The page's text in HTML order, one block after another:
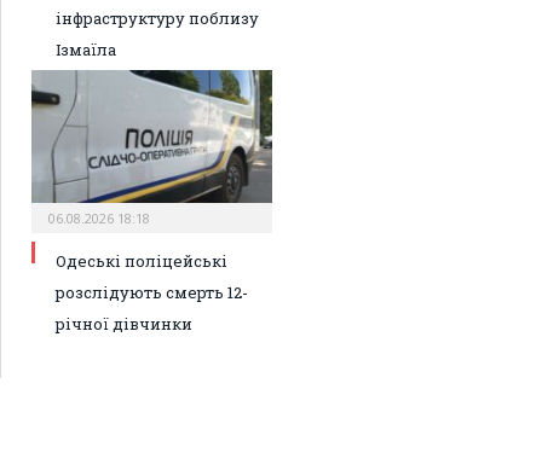
інфраструктуру поблизу
Ізмаїла
06.08.2026 18:18
Одеські поліцейські
розслідують смерть 12-
річної дівчинки